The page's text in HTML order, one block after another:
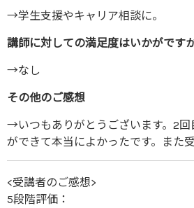
→学生支援やキャリア相談に。
講師に対しての満足度はいかがです
→なし
その他のご感想
→いつもありがとうございます。2回
ができて本当によかったです。また
<受講者のご感想>
5段階評価：